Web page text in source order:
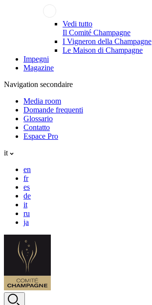
Vedi tutto
Il Comité Champagne
I Vigneron della Champagne
Le Maison di Champagne
Impegni
Magazine
Navigation secondaire
Media room
Domande frequenti
Glossario
Contatto
Espace Pro
it
en
fr
es
de
it
ru
ja